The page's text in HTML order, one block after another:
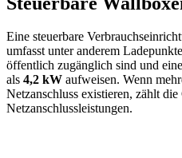
Eine steuerbare
umfasst unter anderem
öffentlich zugänglich sind und
als 4,2 kW aufweisen. Wenn
Netzanschluss existieren, zählt die
Netzanschlussleistungen.